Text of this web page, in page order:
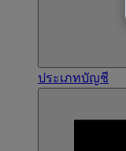
ประเภทบัญชี